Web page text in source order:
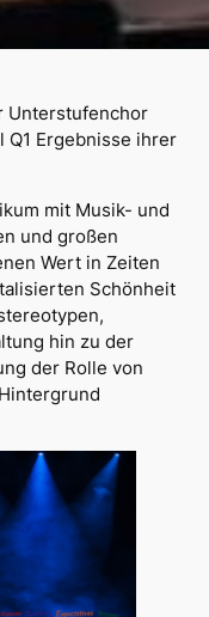
Unterstufenchor
Q1 Ergebnisse ihrer
mit Musik- und
und großen
Wert in Zeiten
Schönheit
hin zu der
der Rolle von